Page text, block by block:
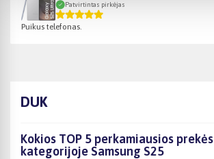
Patvirtintas pirkėjas
Puikus telefonas.
DUK
Kokios TOP 5 perkamiausios prekės
kategorijoje Samsung S25